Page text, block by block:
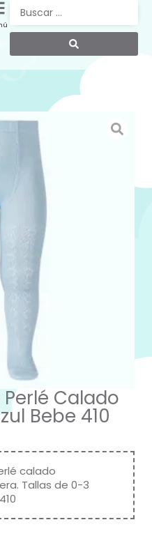
Calado
Bebe 410
calado
Tallas de 0-3